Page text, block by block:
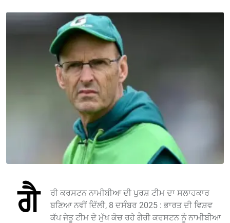
ਗੈ
ਰੀ ਕਰਸਟਨ ਨਾਮੀਬੀਆ ਦੀ ਪੁਰਸ਼ ਟੀਮ ਦਾ ਸਲਾਹਕਾਰ
ਬਣਿਆ ਨਵੀਂ ਦਿੱਲੀ, 8 ਦਸੰਬਰ 2025 : ਭਾਰਤ ਦੀ ਵਿਸ਼ਵ
ਕੱਪ ਜੇਤੂ ਟੀਮ ਦੇ ਮੁੱਖ ਕੋਚ ਰਹੇ ਗੈਰੀ ਕਰਸਟਨ ਨੂੰ ਨਾਮੀਬੀਆ